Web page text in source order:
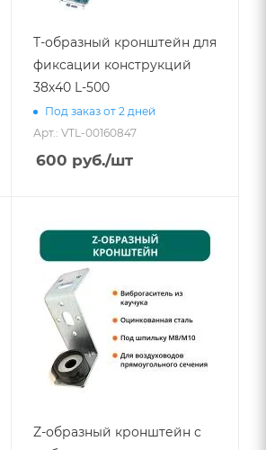
T-образный кронштейн для
фиксации конструкций
38х40 L-500
Под заказ от 2 дней
Арт.: VTL-00160847
600 руб./шт
Z-образный кронштейн с